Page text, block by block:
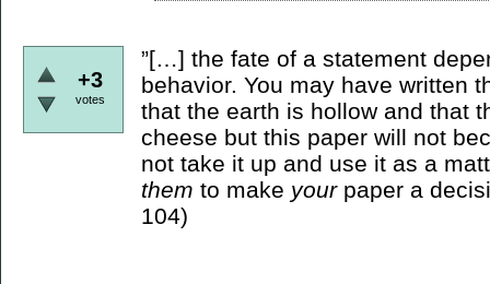
+3
votes
”[…] the fate of a statement
behavior. You may have written
that the earth is hollow and that
cheese but this paper will not
not take it up and use it as a
them to make your paper a
104)